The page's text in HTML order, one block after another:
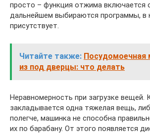
просто – функция отжима включается
дальнейшем выбираются программы, в
присутствует.
Читайте также: Посудомоечная
из под дверцы: что делать
Неравномерность при загрузке вещей.
закладывается одна тяжелая вещь,
полегче, машинка не способна
их по барабану. От этого появляется